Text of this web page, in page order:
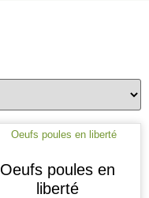
Oeufs poules en
liberté